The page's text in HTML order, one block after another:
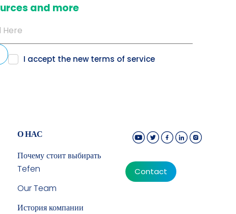
and more
I accept the new terms of service
О НАС
Почему стоит выбирать
Tefen
Our Team
История компании
Contact